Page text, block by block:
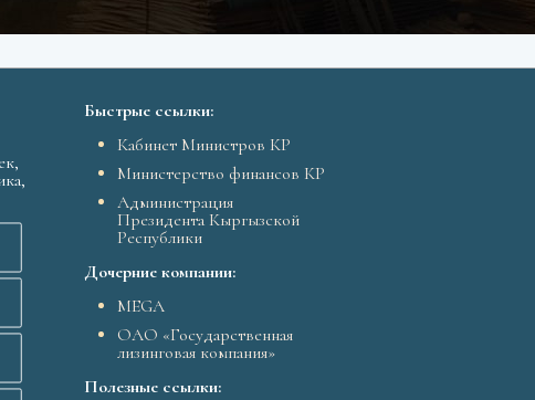
Быстрые ссылки:
Кабинет Министров КР
Министерство финансов КР
Администрация
Президента Кыргызской
Республики
Дочерние компании:
MEGA
ОАО «Государственная
лизинговая компания»
Полезные ссылки: